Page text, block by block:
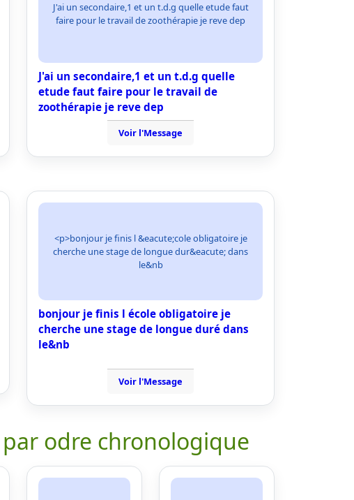
J'ai un secondaire,1 et un t.d.g quelle etude faut
faire pour le travail de zoothérapie je reve dep
J'ai un secondaire,1 et un t.d.g quelle
etude faut faire pour le travail de
zoothérapie je reve dep
Voir l'Message
<p>bonjour je finis l &eacute;cole obligatoire je
cherche une stage de longue dur&eacute; dans
le&nb
bonjour je finis l école obligatoire je
cherche une stage de longue duré dans
le&nb
Voir l'Message
par odre chronologique